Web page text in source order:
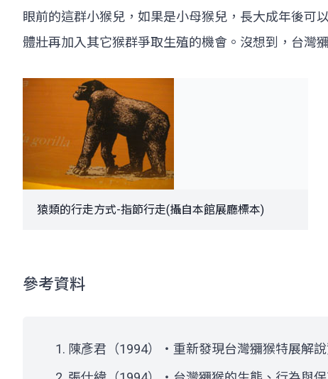
眼前的這群小猴兒，如果是小母猴兒，長大成年後可
體壯再加入其它猴群爭取生殖的機會。沒想到，台灣
猿類的行走方式-指節行走(攝自本館展廳標本)
參考資料
陳彥君（1994）・重新發現台灣獼猴特展解說